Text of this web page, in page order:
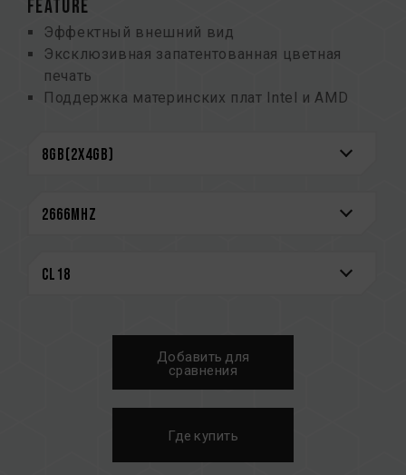
FEATURE
Эффектный внешний вид
Эксклюзивная запатентованная цветная
печать
Поддержка материнских плат Intel и AMD
Поддержка XMP2.0
рабочего напряжения
Перед покупкой изделий памяти
ознакомьтесь со списком совместимости
QVL, предоставленным производителем
материнской платы.
Добавить для
сравнения
Где купить